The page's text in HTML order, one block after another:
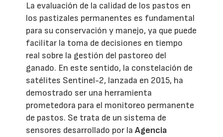
La evaluación de la calidad de los pastos en
los pastizales permanentes es fundamental
para su conservación y manejo, ya que puede
facilitar la toma de decisiones en tiempo
real sobre la gestión del pastoreo del
ganado. En este sentido, la constelación de
satélites Sentinel-2, lanzada en 2015, ha
demostrado ser una herramienta
prometedora para el monitoreo permanente
de pastos. Se trata de un sistema de
sensores desarrollado por laAgencia